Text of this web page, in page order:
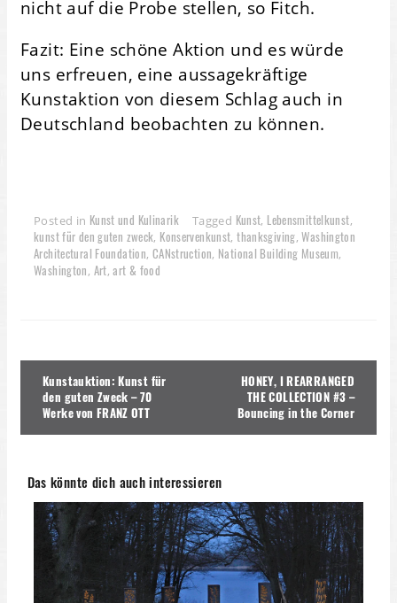
nicht auf die Probe stellen, so Fitch.
Fazit: Eine schöne Aktion und es würde
uns erfreuen, eine aussagekräftige
Kunstaktion von diesem Schlag auch in
Deutschland beobachten zu können.
Posted in Kunst und Kulinarik Tagged Kunst, Lebensmittelkunst,
kunst für den guten zweck, Konservenkunst,thanksgiving,Washington
Architectural Foundation, CANstruction, National Building Museum,
Washington, Art,art & food
Beitragsnavigation
Kunstauktion: Kunst für
den guten Zweck – 70
Werke von FRANZ OTT
HONEY, I REARRANGED
THE COLLECTION #3 –
Bouncing in the Corner
Das könnte dich auch interessieren